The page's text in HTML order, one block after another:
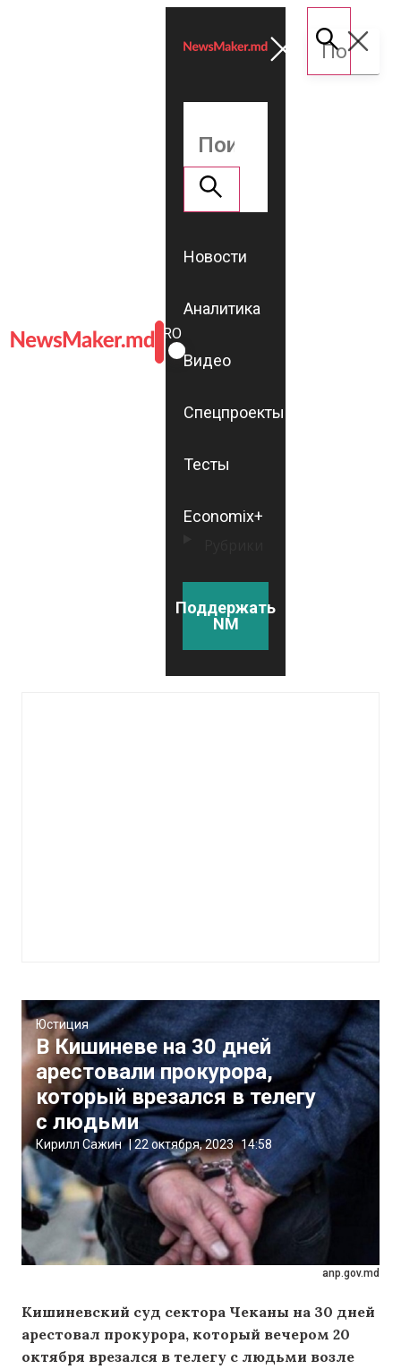
ROMÂNĂ
RU
Новости
Аналитика
Видео
Спецпроекты
Тесты
Economix+
Поддержать
NM
anp.gov.md
Юстиция
В Кишиневе на 30 дней
арестовали прокурора,
который врезался в телегу
с людьми
Кирилл Сажин |22 октября, 2023 14:58
Кишиневский суд сектора Чеканы на 30 дней
арестовал прокурора, который вечером 20
октября врезался в телегу с людьми возле